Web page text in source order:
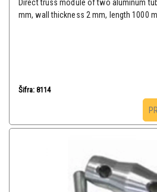
Direct truss module of two aluminum
mm, wall thickness 2 mm, length 1000
Šifra: 8114